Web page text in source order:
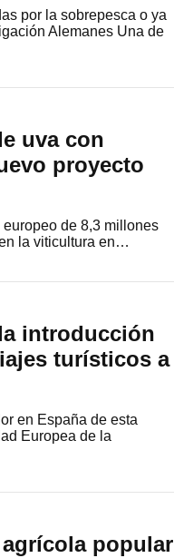
por la sobrepesca o ya
Alemanes Una de
uva con
proyecto
de 8,3 millones
la viticultura en…
introducción
turísticos a
en España de esta
Europea de la
popular